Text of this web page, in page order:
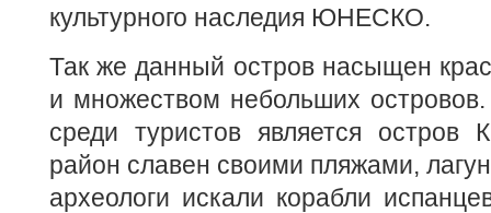
культурного наследия ЮНЕСКО.
Так же данный остров насыщен
и множеством небольших
среди туристов является остров
район славен своими пляжами,
археологи искали корабли